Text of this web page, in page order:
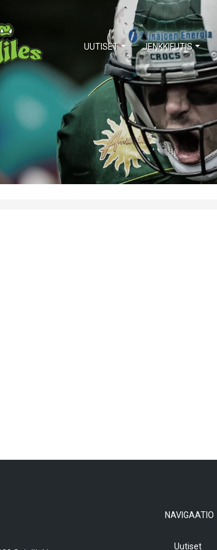
UUTISET JENKKIFUTIS
NAVIGAATIO
Uutiset